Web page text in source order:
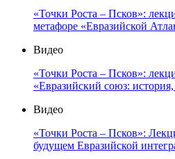
«Точки Роста – Псков»:
метафоре «Евразийской
Видео
«Точки Роста – Псков»:
«Евразийский союз:
Видео
«Точки Роста – Псков»:
будущем Евразийской